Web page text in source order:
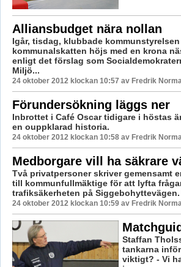
Alliansbudget nära nollan
Igår, tisdag, klubbade
kommunalskatten höjs med en krona
enligt det förslag som
Miljö...
24 oktober 2012 klockan 10:57 av Fredrik
Förundersökning läggs ner
Inbrottet i Café Oscar tidigare i höstas
en ouppklarad historia.
24 oktober 2012 klockan 10:58 av Fredrik
Medborgare vill ha säkrare
Två privatpersoner skriver gemensamt
till kommunfullmäktige för att lyfta
trafiksäkerheten på Siggebohyttevägen.
24 oktober 2012 klockan 10:59 av Fredrik
Staffan
tankarna
viktigt? - Vi